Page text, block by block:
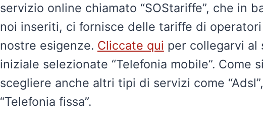
servizio online chiamato “SOStariffe”, che in
noi inseriti, ci fornisce delle tariffe di
nostre esigenze. Cliccate qui per collegarvi al
iniziale selezionate “Telefonia mobile”. Come
scegliere anche altri tipi di servizi come
“Telefonia fissa”.